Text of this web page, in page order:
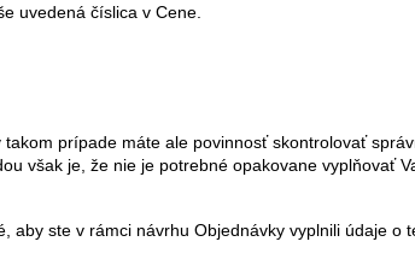
uvedená číslica v Cene.
prípade máte ale povinnosť skontrolovať
však je, že nie je potrebné opakovane vyplňovať
ste v rámci návrhu Objednávky vyplnili údaje o